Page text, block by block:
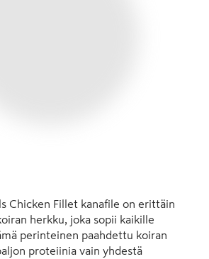
Chicken Fillet kanafile on erittäin
herkku, joka sopii kaikille
perinteinen paahdettu koiran
proteiinia vain yhdestä